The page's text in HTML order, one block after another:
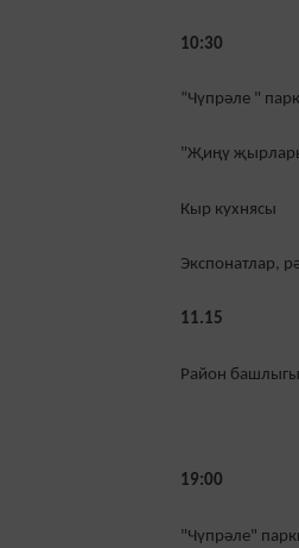
10:30
“Чүпрәле "
"Җиңү
Кыр кухнясы
Экспонатлар,
11.15
Район
19:00
"Чүпрәле"